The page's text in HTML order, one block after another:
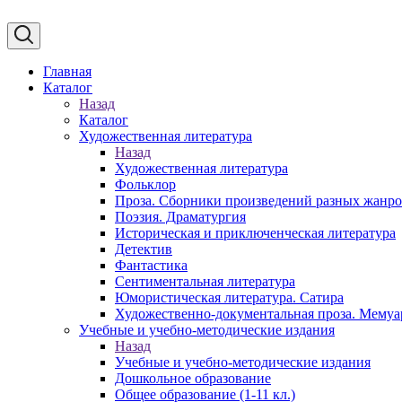
Главная
Каталог
Назад
Каталог
Художественная литература
Назад
Художественная литература
Фольклор
Проза. Сборники произведений разных
Поэзия. Драматургия
Историческая и приключенческая литература
Детектив
Фантастика
Сентиментальная литература
Юмористическая литература. Сатира
Художественно-документальная проза.
Учебные и учебно-методические издания
Назад
Учебные и учебно-методические издания
Дошкольное образование
Общее образование (1-11 кл.)